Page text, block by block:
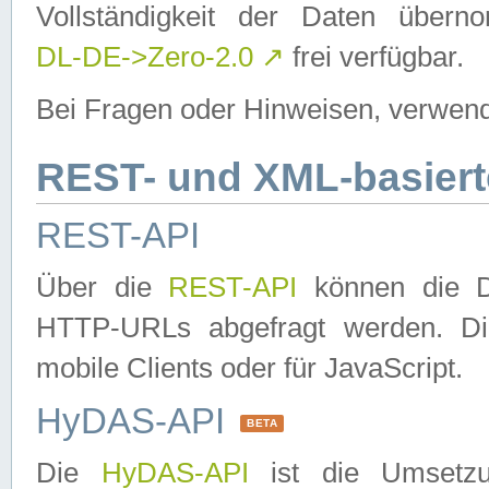
Vollständigkeit der Daten
DL-DE->Zero-2.0 ↗ frei verfügbar.
Bei Fragen oder Hinweisen,
REST- und XML-
REST-API
Über die REST-API können die
HTTP-URLs abgefragt werden.
mobile Clients oder für JavaScript.
HyDAS-API BETA
Die HyDAS-API ist die